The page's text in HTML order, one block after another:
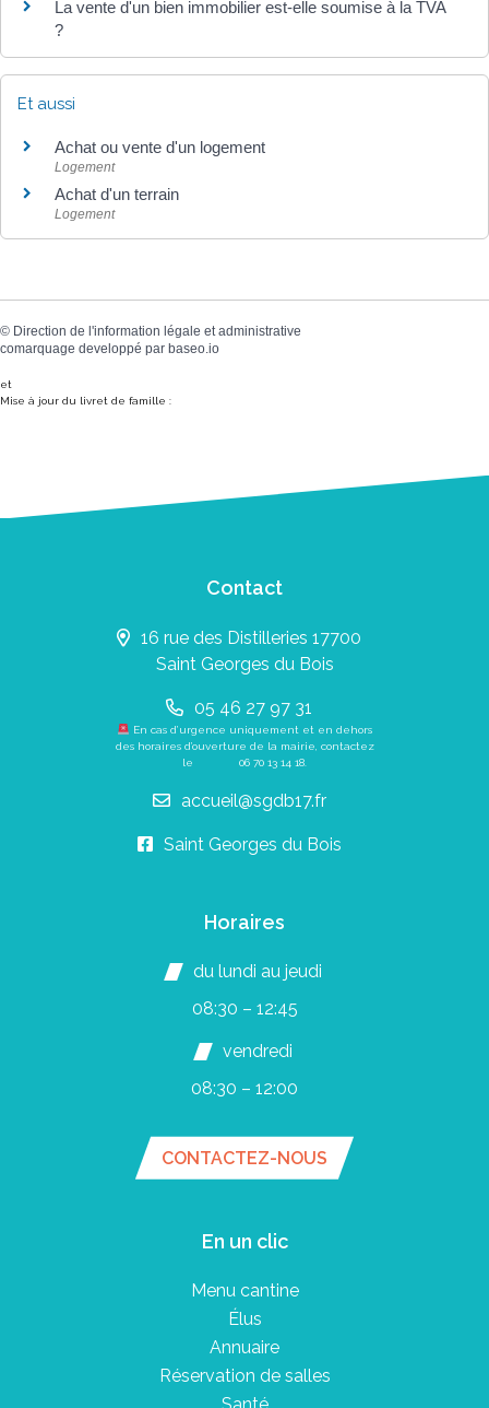
La vente d'un bien immobilier est-elle soumise à la TVA
?
Et aussi
Achat ou vente d'un logement
Logement
Achat d'un terrain
Logement
© Direction de l'information légale et administrative
comarquage developpé par baseo.io
et
Mise à jour du livret de famille :
Contact
16 rue des Distilleries 17700
Saint Georges du Bois
05 46 27 97 31
En cas d’urgence uniquement et en dehors
des horaires d’ouverture de la mairie, contactez
le 06 70 13 14 18.
accueil@sgdb17.fr
Saint Georges du Bois
Horaires
du lundi au jeudi
08:30 – 12:45
vendredi
08:30 – 12:00
CONTACTEZ-NOUS
En un clic
Menu cantine
Élus
Annuaire
Réservation de salles